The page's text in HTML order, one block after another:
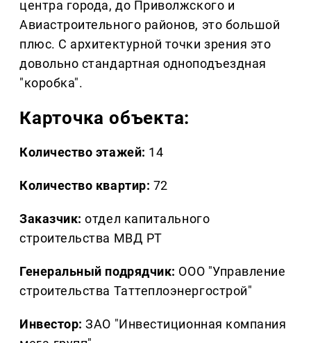
центра города, до Приволжского и
Авиастроительного районов, это большой
плюс. С архитектурной точки зрения это
довольно стандартная одноподъездная
"коробка".
Карточка объекта:
Количество этажей: 14
Количество квартир: 72
Заказчик: отдел капитального
строительства МВД РТ
Генеральный подрядчик: ООО "Управление
строительства Таттеплоэнергострой"
Инвестор: ЗАО "Инвестиционная компания